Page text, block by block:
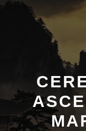
Saltar